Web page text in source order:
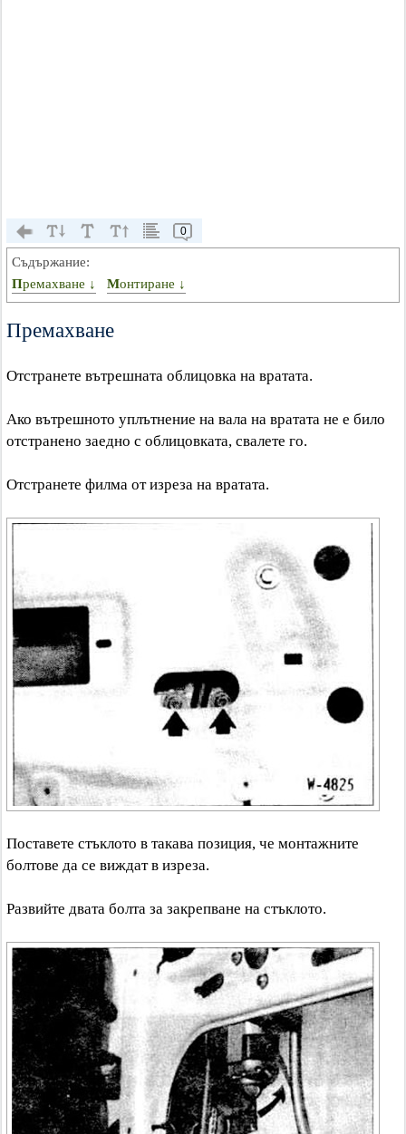
0
Съдържание:
Премахване ↓
Монтиране ↓
Премахване
Отстранете вътрешната облицовка на вратата.
Ако вътрешното уплътнение на вала на вратата не е било
отстранено заедно с облицовката, свалете го.
Отстранете филма от изреза на вратата.
Поставете стъклото в такава позиция, че монтажните
болтове да се виждат в изреза.
Развийте двата болта за закрепване на стъклото.